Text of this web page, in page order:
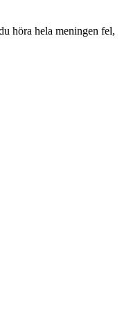
höra hela meningen fel,